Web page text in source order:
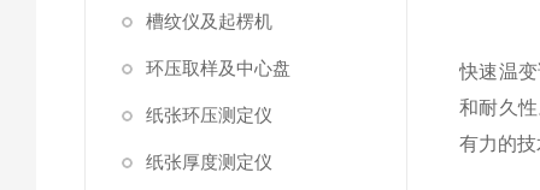
槽纹仪及起楞机
环压取样及中心盘
纸张环压测定仪
纸张厚度测定仪
快速温
和耐久
有力的